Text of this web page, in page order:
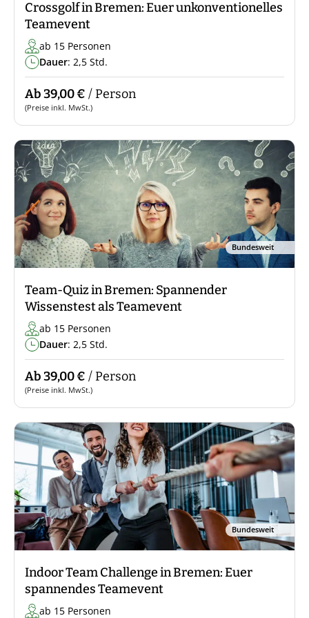
Crossgolf in Bremen: Euer unkonventionelles
Teamevent
ab 15 Personen
Dauer: 2,5 Std.
Ab 39,00 € / Person
(Preise inkl. MwSt.)
Bundesweit
Team-Quiz in Bremen: Spannender
Wissenstest als Teamevent
ab 15 Personen
Dauer: 2,5 Std.
Ab 39,00 € / Person
(Preise inkl. MwSt.)
Bundesweit
Indoor Team Challenge in Bremen: Euer
spannendes Teamevent
ab 15 Personen